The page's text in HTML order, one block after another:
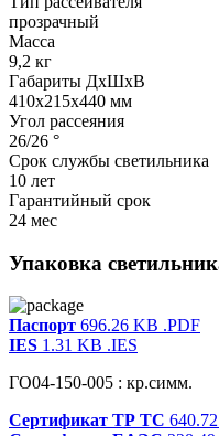
прозрачный
Масса
9,2 кг
Габариты ДхШхВ
410x215x440 мм
Угол рассеяния
26/26 °
Срок службы светильника
10 лет
Гарантийный срок
24 мес
Упаковка
Паспорт 696.26 KB .PDF
IES 1.31 KB .IES
ГО04-150-005 : кр.симм.
Сертификат ТР ТС